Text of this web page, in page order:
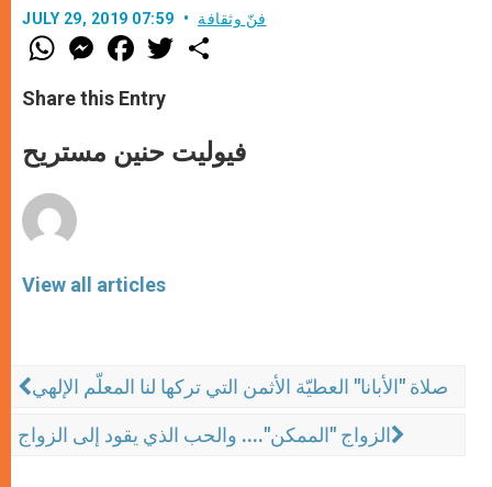
JULY 29, 2019 07:59 فنّ وثقافة
W
h
t
s
p
p
M
e
s
e
e
F
a
e
b
o
k
w
r
Share this Entry
فيوليت حنين مستريح
View all articles
صلاة "الأبانا" العطيّة الأثمن التي تركها لنا المعلّم الإلهي
الزواج "الممكن".... والحب الذي يقود إلى الزواج